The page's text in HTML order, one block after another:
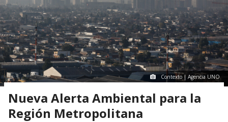
Contexto | Agencia UNO
Nueva Alerta Ambiental para la
Región Metropolitana